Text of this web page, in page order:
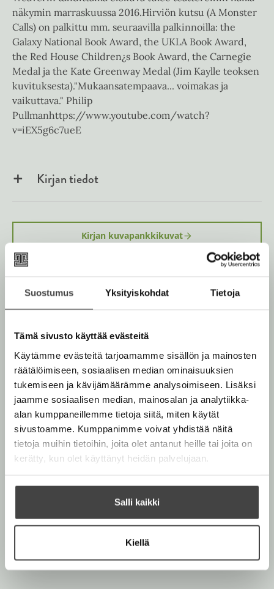
Suostumus Yksityiskohdat Tietoja
Tämä sivusto käyttää evästeitä
Käytämme evästeitä tarjoamamme sisällön ja mainosten
räätälöimiseen, sosiaalisen median ominaisuuksien
tukemiseen ja kävijämäärämme analysoimiseen. Lisäksi
jaamme sosiaalisen median, mainosalan ja analytiikka-
alan kumppaneillemme tietoja siitä, miten käytät
sivustoamme. Kumppanimme voivat yhdistää näitä
tietoja muihin tietoihin, joita olet antanut heille tai joita on
kerätty, kun olet käyttänyt heidän palvelujaan.
Salli kaikki
Kiellä
näkymin marraskuussa 2016.Hirviön kutsu (A Monster
Calls) on palkittu mm. seuraavilla palkinnoilla: the
Galaxy National Book Award, the UKLA Book Award,
the Red House Children¿s Book Award, the Carnegie
Medal ja the Kate Greenway Medal (Jim Kaylle teoksen
kuvituksesta)."Mukaansatempaava... voimakas ja
vaikuttava." Philip
Pullmanhttps://www.youtube.com/watch?
v=iEX5g6c7ueE
Kirjan tiedot
Kirjan kuvapankkikuvat
Tämä sisältö vaatii evästeitä
Muuta evästeasetuksia